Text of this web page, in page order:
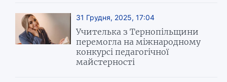
31 Грудня, 2025, 17:04
Учителька з Тернопільщини
перемогла на міжнародному
конкурсі педагогічної
майстерності